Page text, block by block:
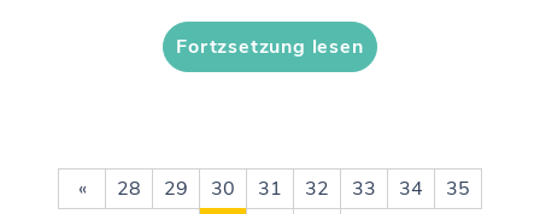
Fortzsetzung lesen
« 28 29 30 31 32 33 34
35